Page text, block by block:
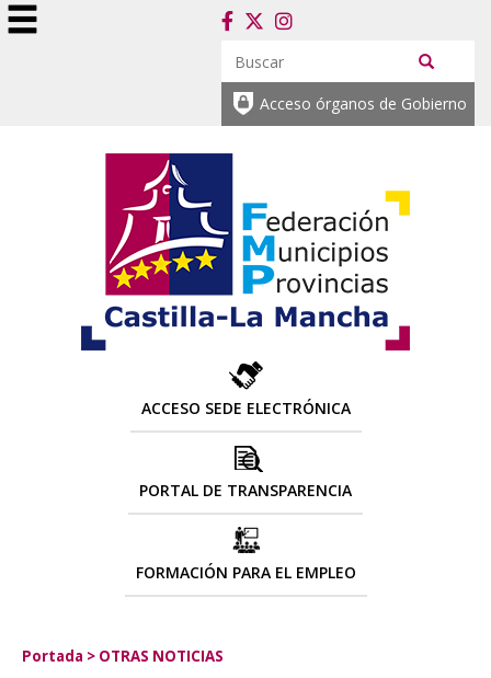
Acceso órganos de Gobierno
ACCESO SEDE ELECTRÓNICA
PORTAL DE TRANSPARENCIA
FORMACIÓN PARA EL EMPLEO
Portada > OTRAS NOTICIAS